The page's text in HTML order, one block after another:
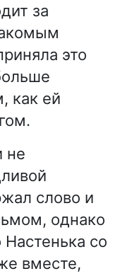
за
это
как ей
не
слово и
однако
со
вместе,